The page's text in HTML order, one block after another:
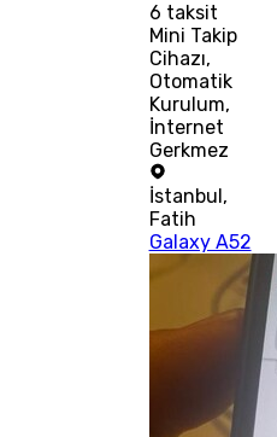
6 taksit
Mini Takip
Cihazı,
Otomatik
Kurulum,
İnternet
Gerkmez
İstanbul ,
Fatih
Galaxy A52